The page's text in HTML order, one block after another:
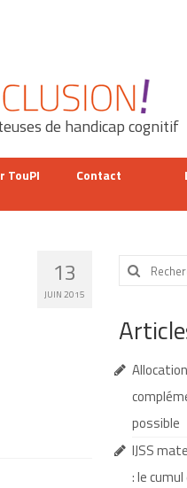
de handicap cognitif
TouPI Contact
13
JUIN 2015
:
possible
IJSS
: le